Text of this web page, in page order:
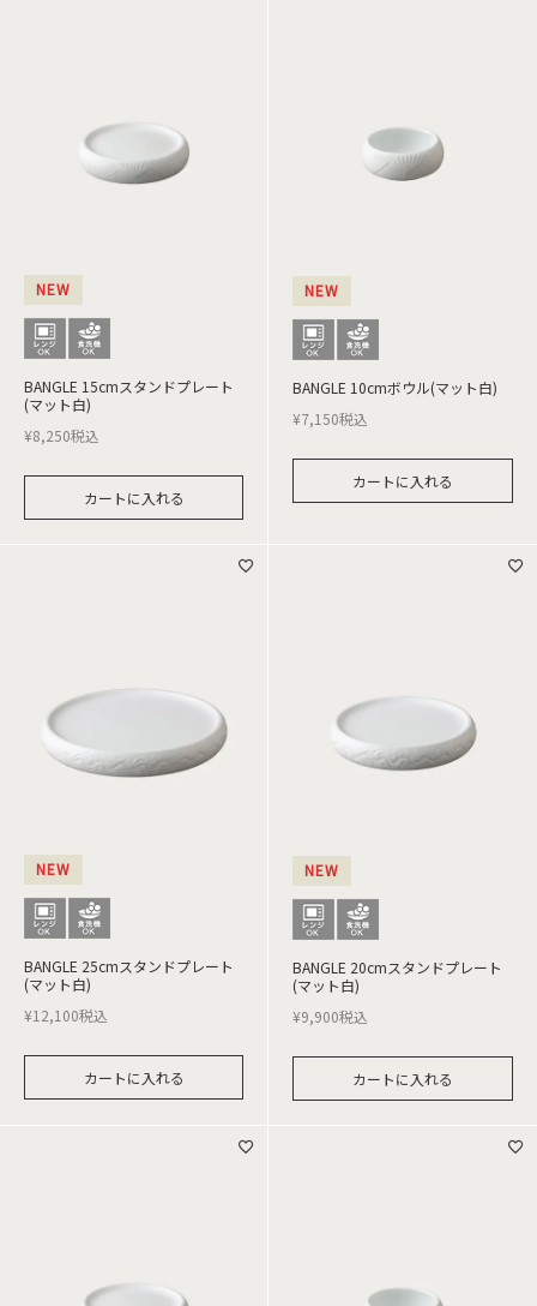
NEW
BANGLE 15cmスタンドプレート
(マット白)
¥8,250税込
カートに入れる
NEW
BANGLE 10cmボウル(マット白)
¥7,150税込
カートに入れる
NEW
BANGLE 25cmスタンドプレート
(マット白)
¥12,100税込
カートに入れる
NEW
BANGLE 20cmスタンドプレート
(マット白)
¥9,900税込
カートに入れる